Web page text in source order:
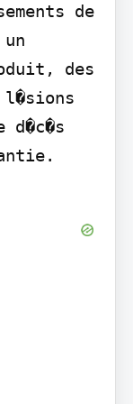
de
des
l�sions
d�c�s